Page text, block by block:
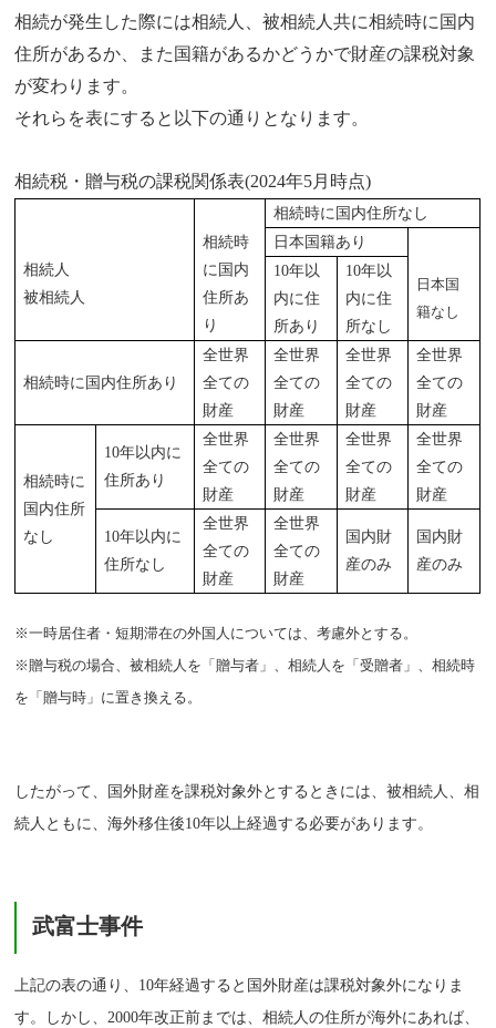
相続が発生した際には相続人、被相続人共に相続時に国内
住所があるか、また国籍があるかどうかで財産の課税対象
が変わります。
それらを表にすると以下の通りとなります。
相続税・贈与税の課税関係表(2024年5月時点)
相続人
被相続人
相続時
に国内
住所あ
り
相続時に国内住所なし
日本国籍あり
日本国
籍なし
10年以
内に住
所あり
10年以
内に住
所なし
相続時に国内住所あり
全世界
全ての
財産
全世界
全ての
財産
全世界
全ての
財産
全世界
全ての
財産
相続時に
国内住所
なし
10年以内に
住所あり
全世界
全ての
財産
全世界
全ての
財産
全世界
全ての
財産
全世界
全ての
財産
10年以内に
住所なし
全世界
全ての
財産
全世界
全ての
財産
国内財
産のみ
国内財
産のみ
※一時居住者・短期滞在の外国人については、考慮外とする。
※贈与税の場合、被相続人を「贈与者」、相続人を「受贈者」、相続時
を「贈与時」に置き換える。
したがって、国外財産を課税対象外とするときには、被相続人、相
続人ともに、海外移住後10年以上経過する必要があります。
武富士事件
上記の表の通り、10年経過すると国外財産は課税対象外になりま
す。しかし、2000年改正前までは、相続人の住所が海外にあれば、